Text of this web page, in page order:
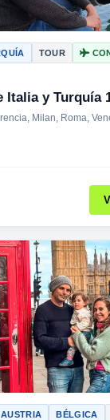
TOUR
Italia y Turquía
Milan, Roma,
AUSTRIA BÉLGICA